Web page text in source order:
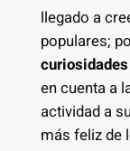
llegado a
populares;
en cuenta a
actividad a
más feliz de